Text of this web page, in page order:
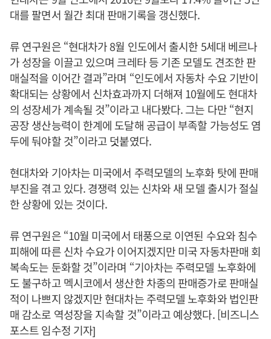
대를 팔면서 월간 최대 판매기록을 갱신했다.
류 연구원은 “현대차가 8월 인도에서 출시한 5세대 베르나
가 성장을 이끌고 있으며 크레타 등 기존 모델도 견조한 판
매실적을 이어간 결과”라며 “인도에서 자동차 수요 기반이
확대되는 상황에서 신차효과까지 더해져 10월에도 현대차
의 성장세가 계속될 것”이라고 내다봤다. 그는 다만 “현지
공장 생산능력이 한계에 도달해 공급이 부족할 가능성도 염
두에 둬야할 것”이라고 덧붙였다.
현대차와 기아차는 미국에서 주력모델의 노후화 탓에 판매
부진을 겪고 있다. 경쟁력 있는 신차와 새 모델 출시가 절실
한 상황에 있는 것이다.
류 연구원은 “10월 미국에서 태풍으로 이연된 수요와 침수
피해에 따른 신차 수요가 이어지겠지만 미국 자동차판매 회
복속도는 둔화할 것”이라며 “기아차는 주력모델 노후화에
도 불구하고 멕시코에서 생산한 차종의 판매증가로 판매실
적이 나쁘지 않겠지만 현대차는 주력모델 노후화와 법인판
매 감소로 역성장을 지속할 것”이라고 예상했다. [비즈니스
포스트 임수정 기자]